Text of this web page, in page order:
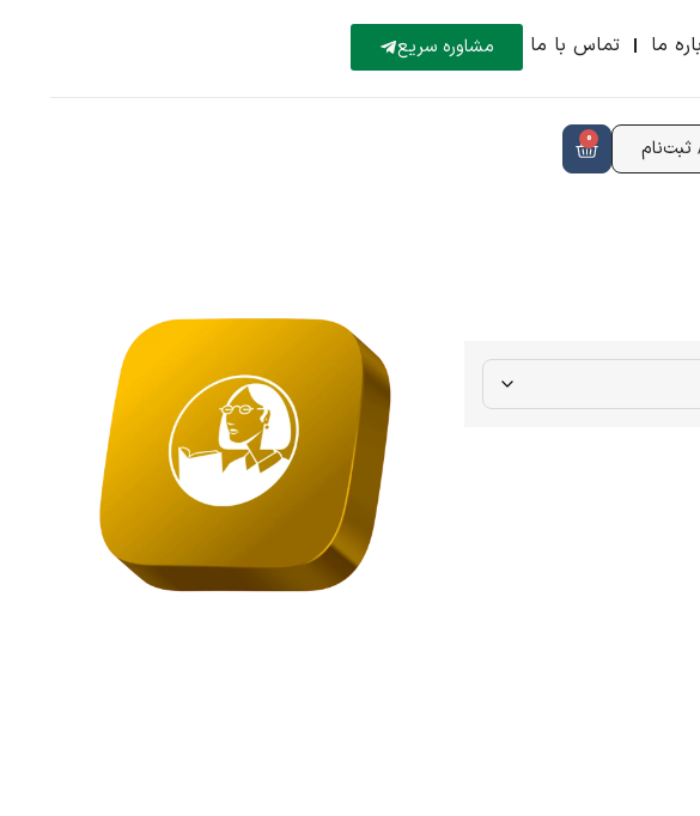
ما تماس با ما مشاوره سریع
ثبت‌نام 0